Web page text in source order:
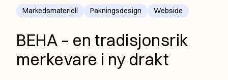
Markedsmateriell Pakningsdesign Webside
BEHA – en tradisjonsrik
merkevare i ny drakt